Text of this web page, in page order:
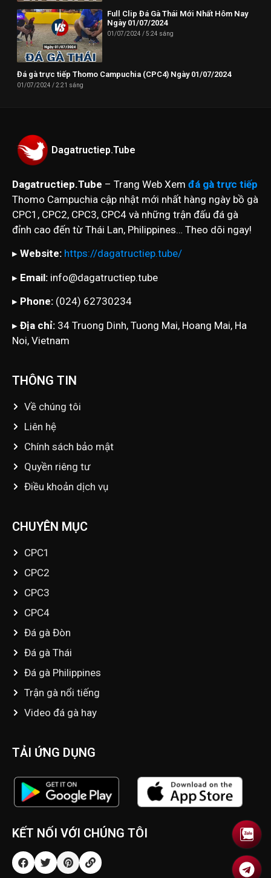
Full Clip Đá Gà Thái Mới Nhất Hôm Nay
Ngày 01/07/2024
01/07/2024 5:24 sáng
Đá gà trực tiếp Thomo Campuchia (CPC4) Ngày 01/07/2024
01/07/2024 2:21 sáng
Dagatructiep.Tube
Dagatructiep.Tube – Trang Web Xem đá gà trực tiếp
Thomo Campuchia cập nhật mới nhất hàng ngày bồ gà
CPC1, CPC2, CPC3, CPC4 và những trận đấu đá gà
đỉnh cao đến từ Thái Lan, Philippines… Theo dõi ngay!
▸ Website: https://dagatructiep.tube/
▸ Email: info@dagatructiep.tube
▸ Phone: (024) 62730234
▸ Địa chỉ: 34 Truong Dinh, Tuong Mai, Hoang Mai, Ha
Noi, Vietnam
THÔNG TIN
Về chúng tôi
Liên hệ
Chính sách bảo mật
Quyền riêng tư
Điều khoản dịch vụ
CHUYÊN MỤC
CPC1
CPC2
CPC3
CPC4
Đá gà Đòn
Đá gà Thái
Đá gà Philippines
Trận gà nổi tiếng
Video đá gà hay
TẢI ỨNG DỤNG
KẾT NỐI VỚI CHÚNG TÔI